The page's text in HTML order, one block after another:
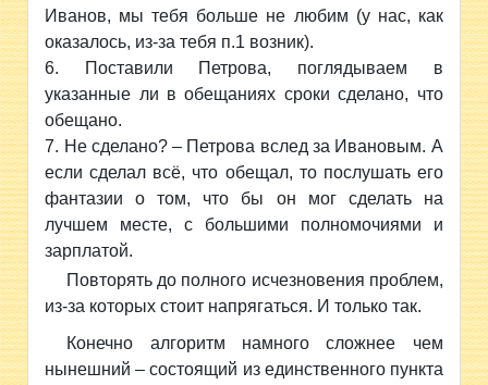
Иванов, мы тебя больше не любим (у нас, как
оказалось, из-за тебя п.1 возник).
Поставили Петрова, поглядываем в
указанные ли в обещаниях сроки сделано, что
обещано.
Не сделано? – Петрова вслед за Ивановым. А
если сделал всё, что обещал, то послушать его
фантазии о том, что бы он мог сделать на
лучшем месте, с большими полномочиями и
зарплатой.
Повторять до полного исчезновения проблем,
из-за которых стоит напрягаться. И только так.
Конечно алгоритм намного сложнее чем
нынешний – состоящий из единственного пункта